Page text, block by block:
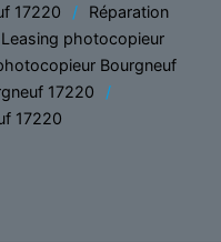
17220
Réparation
Leasing photocopieur
Bourgneuf
17220
17220